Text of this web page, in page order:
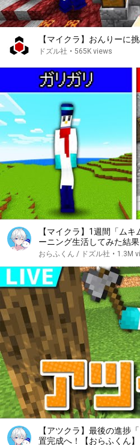
【マイクラ】おんりーに
ドズル社 • 565K views
【マイクラ】1週間「ム
ーニング生活してみた結果
おらふくん / ドズル社 • 1.3M
【アツクラ】最後の進捗
置完成へ！【おらふくん】